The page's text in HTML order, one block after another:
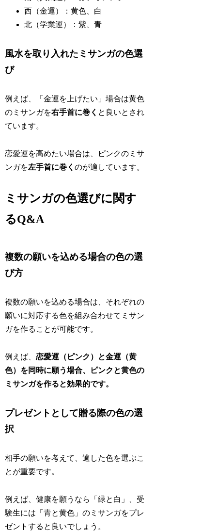
西（金運）：黄色、白
北（学業運）：紫、青
風水を取り入れたミサンガの色選
び
例えば、「金運を上げたい」場合は黄色
のミサンガを右手首に巻く と良いとされ
ています。
恋愛運を高めたい場合は、ピンクのミサ
ンガを左手首に巻くのが適しています。
ミサンガの色選びに関す
るQ&A
複数の願いを込める場合の色の選
び方
複数の願いを込める場合は、それぞれの
願いに対応する色を組み合わせてミサン
ガを作ることが可能です。
例えば、恋愛運（ピンク）と金運（黄
色）を同時に願う場合、ピンクと黄色の
ミサンガを作ると効果的です。
プレゼントとして贈る際の色の選
択
相手の願いを考えて、適した色を選ぶこ
とが重要です。
例えば、健康を願うなら「緑と白」、受
験生には「青と黄色」のミサンガをプレ
ゼントすると良いでしょう。